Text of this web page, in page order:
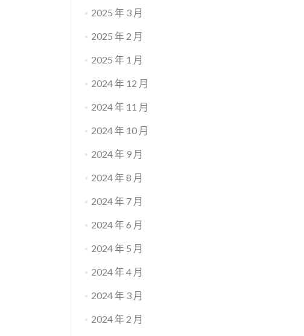
2025 年 3 月
2025 年 2 月
2025 年 1 月
2024 年 12 月
2024 年 11 月
2024 年 10 月
2024 年 9 月
2024 年 8 月
2024 年 7 月
2024 年 6 月
2024 年 5 月
2024 年 4 月
2024 年 3 月
2024 年 2 月